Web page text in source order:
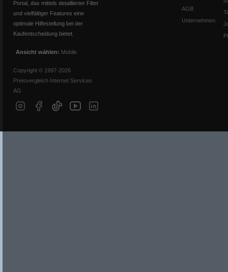
Portal, das mittels detaillierter Filter
und vielfältiger Features eine
optimale Hilfestellung bei der
Kaufentscheidung bietet.
Ansicht wählen: Mobile
Copyright © 1997-2026
Preisvergleich Internet Services
AG
AGB
Unternehmen